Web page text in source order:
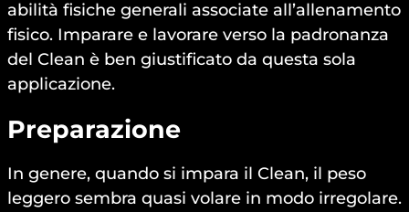
abilità fisiche generali associate all’allenamento
fisico. Imparare e lavorare verso la padronanza
del Clean è ben giustificato da questa sola
applicazione.
Preparazione
In genere, quando si impara il Clean, il peso
leggero sembra quasi volare in modo irregolare.